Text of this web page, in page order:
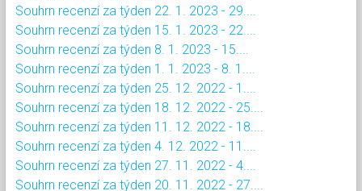
Souhrn recenzí za týden 22. 1. 2023 - 29....
Souhrn recenzí za týden 15. 1. 2023 - 22....
Souhrn recenzí za týden 8. 1. 2023 - 15....
Souhrn recenzí za týden 1. 1. 2023 - 8. 1....
Souhrn recenzí za týden 25. 12. 2022 - 1....
Souhrn recenzí za týden 18. 12. 2022 - 25....
Souhrn recenzí za týden 11. 12. 2022 - 18....
Souhrn recenzí za týden 4. 12. 2022 - 11....
Souhrn recenzí za týden 27. 11. 2022 - 4....
Souhrn recenzí za týden 20. 11. 2022 - 27....